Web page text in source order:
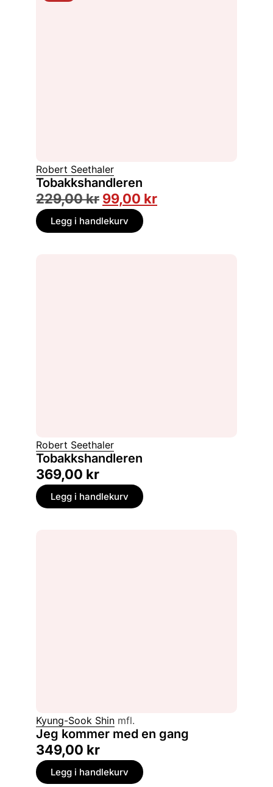
Robert Seethaler
Tobakkshandleren
229,00kr 99,00 kr
Legg i handlekurv
Robert Seethaler
Tobakkshandleren
369,00 kr
Legg i handlekurv
Kyung-Sook Shin mfl.
Jeg kommer med en gang
349,00 kr
Legg i handlekurv